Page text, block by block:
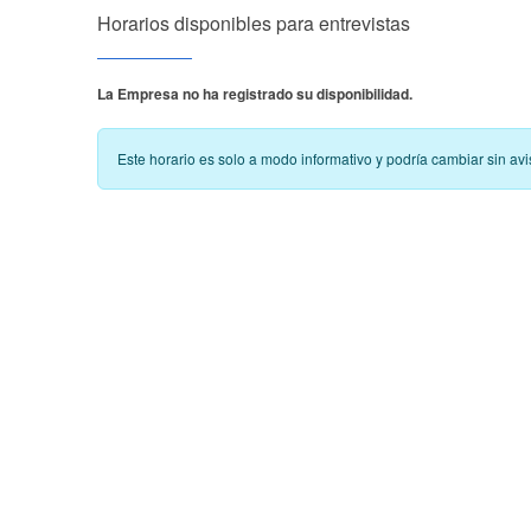
Horarios disponibles para entrevistas
La Empresa no ha registrado su disponibilidad.
Este horario es solo a modo informativo y podría cambiar sin